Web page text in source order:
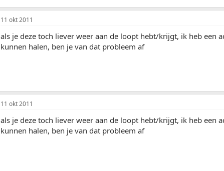
11 okt 2011
als je deze toch liever weer aan de loopt hebt/krijgt, ik heb een
kunnen halen, ben je van dat probleem af
11 okt 2011
als je deze toch liever weer aan de loopt hebt/krijgt, ik heb een
kunnen halen, ben je van dat probleem af